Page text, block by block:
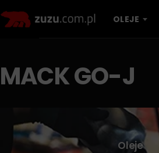
OLEJE
MACK GO-J
Oleje